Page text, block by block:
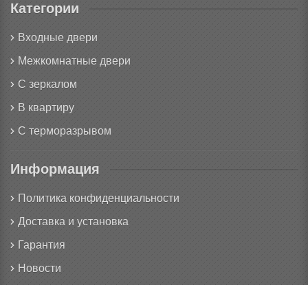
Категории
Входные двери
Межкомнатные двери
С зеркалом
В квартиру
С терморазрывом
Информация
Политика конфиденциальности
Доставка и установка
Гарантия
Новости